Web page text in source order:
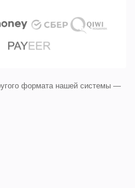
формата нашей системы —